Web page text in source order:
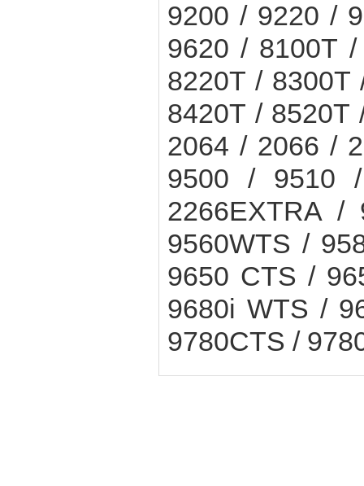
9200 / 9220 /
9620 / 8100T
8220T / 8300T
8420T / 8520T
2064 / 2066 /
9500 / 9510
2266EXTRA
9560WTS /
9650 CTS /
9680i WTS /
9780CTS /